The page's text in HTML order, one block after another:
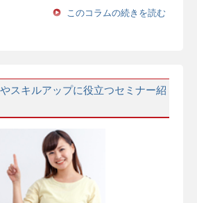
このコラムの続きを読む
スキルアップに役立つセミナー紹